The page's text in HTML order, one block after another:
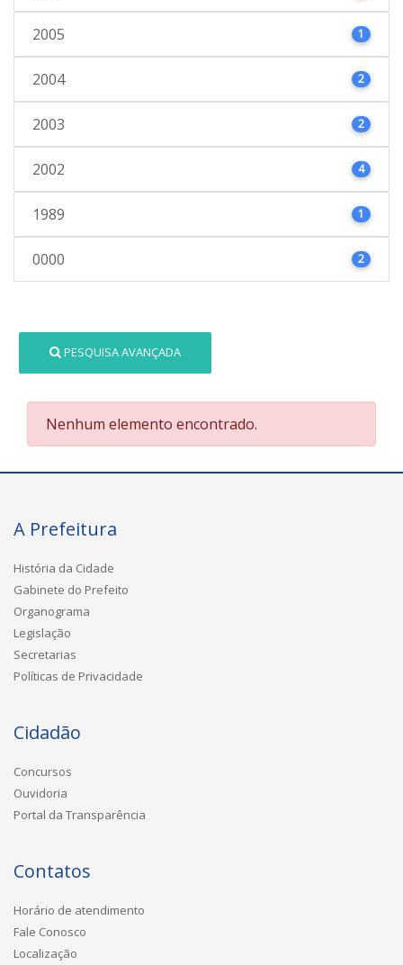
2005 1
2004 2
2003 2
2002 4
1989 1
0000 2
PESQUISA AVANÇADA
Nenhum elemento encontrado.
A Prefeitura
História da Cidade
Gabinete do Prefeito
Organograma
Legislação
Secretarias
Políticas de Privacidade
Cidadão
Concursos
Ouvidoria
Portal da Transparência
Contatos
Horário de atendimento
Fale Conosco
Localização